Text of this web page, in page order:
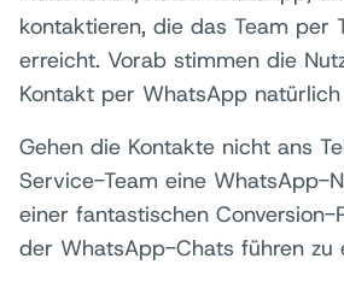
kontaktieren, die das Team per
erreicht. Vorab stimmen die
Kontakt per WhatsApp natürlich
Gehen die Kontakte nicht ans
Service-Team eine WhatsApp-
einer fantastischen
der WhatsApp-Chats führen zu